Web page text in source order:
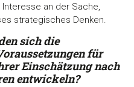
an der Sache,
strategisches Denken.
sich die
für
Einschätzung nach
entwickeln?